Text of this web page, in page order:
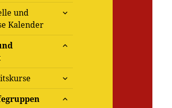
und
Kalender
untermenü
untermenü
untermenü
öffnen
untermenü